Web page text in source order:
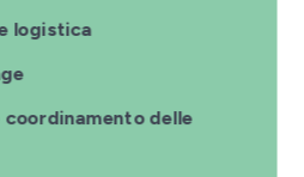
logistica
delle